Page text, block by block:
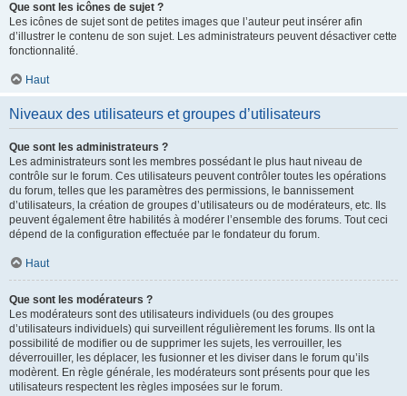
Que sont les icônes de sujet ?
Les icônes de sujet sont de petites images que l’auteur peut insérer afin
d’illustrer le contenu de son sujet. Les administrateurs peuvent désactiver cette
fonctionnalité.
Haut
Niveaux des utilisateurs et groupes d’utilisateurs
Que sont les administrateurs ?
Les administrateurs sont les membres possédant le plus haut niveau de
contrôle sur le forum. Ces utilisateurs peuvent contrôler toutes les opérations
du forum, telles que les paramètres des permissions, le bannissement
d’utilisateurs, la création de groupes d’utilisateurs ou de modérateurs, etc. Ils
peuvent également être habilités à modérer l’ensemble des forums. Tout ceci
dépend de la configuration effectuée par le fondateur du forum.
Haut
Que sont les modérateurs ?
Les modérateurs sont des utilisateurs individuels (ou des groupes
d’utilisateurs individuels) qui surveillent régulièrement les forums. Ils ont la
possibilité de modifier ou de supprimer les sujets, les verrouiller, les
déverrouiller, les déplacer, les fusionner et les diviser dans le forum qu’ils
modèrent. En règle générale, les modérateurs sont présents pour que les
utilisateurs respectent les règles imposées sur le forum.